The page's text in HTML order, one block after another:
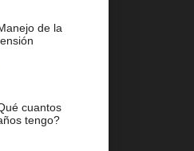
de la
cuantos
tengo?